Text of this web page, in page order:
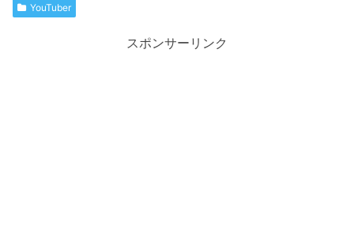
YouTuber
スポンサーリンク